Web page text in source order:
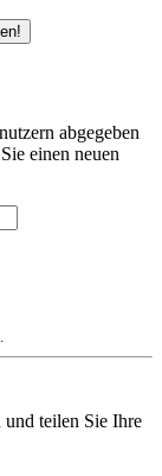
abgegeben
einen neuen
teilen Sie Ihre